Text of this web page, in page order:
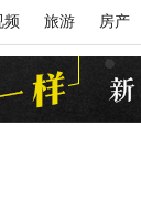
频 旅游 房产